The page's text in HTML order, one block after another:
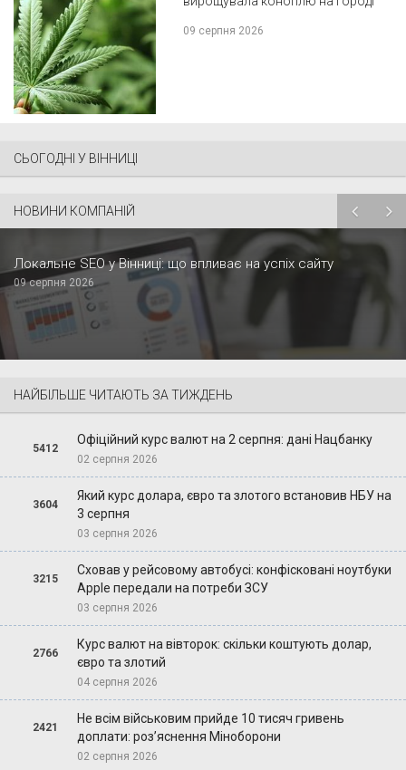
09 серпня 2026
СЬОГОДНІ У ВІННИЦІ
НОВИНИ КОМПАНІЙ
Локальне SEO у Вінниці: що впливає на успіх сайту
09 серпня 2026
НАЙБІЛЬШЕ ЧИТАЮТЬ ЗА ТИЖДЕНЬ
5412
Офіційний курс валют на 2 серпня: дані Нацбанку
02 серпня 2026
3604
Який курс долара, євро та злотого встановив НБУ на
3 серпня
03 серпня 2026
3215
Сховав у рейсовому автобусі: конфісковані ноутбуки
Apple передали на потреби ЗСУ
03 серпня 2026
2766
Курс валют на вівторок: скільки коштують долар,
євро та злотий
04 серпня 2026
2421
Не всім військовим прийде 10 тисяч гривень
доплати: роз’яснення Міноборони
02 серпня 2026